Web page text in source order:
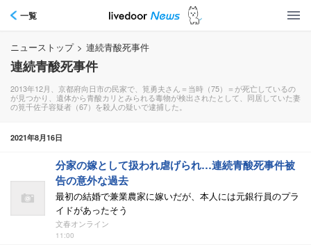
一覧
ニューストップ > 連続青酸死事件
連続青酸死事件
2013年12月、京都府向日市の民家で、筧勇夫さん＝当時（75）＝が死亡しているの
が見つかり、遺体から青酸カリとみられる毒物が検出されたとして、同居していた妻
の筧千佐子容疑者（67）を殺人の疑いで逮捕した。
2021年8月16日
分家の嫁として扱われ虐げられ…連続青酸死事件被
告の意外な過去
最初の結婚で兼業農家に嫁いだが、本人には元銀行員のプラ
イドがあったそう
文春オンライン
11:00